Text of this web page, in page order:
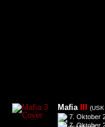
Mafia
7. Oktober
7. Oktober